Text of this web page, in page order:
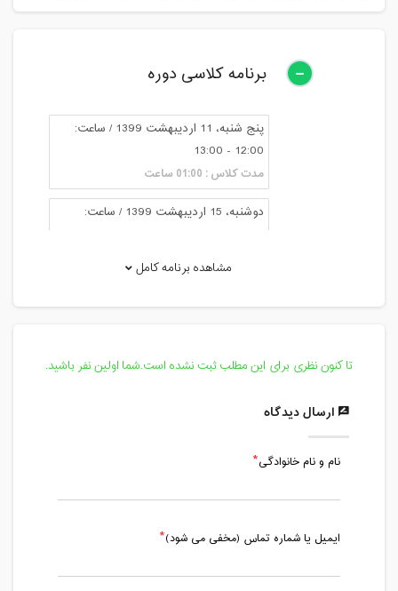
برنامه کلاسی دوره
پنج شنبه، 11 اردیبهشت 1399 / ساعت:
12:00 - 13:00
مدت کلاس : 01:00 ساعت
دوشنبه، 15 اردیبهشت 1399 / ساعت:
مدت کلاس : 01:00 ساعت
مدت کلاس : 01:00 ساعت
مشاهده برنامه کامل
تا کنون نظری برای این مطلب ثبت نشده است.شما اولین نفر باشید.
ارسال دیدگاه
نام و نام خانوادگی
ایمیل یا شماره تماس (مخفی می شود)